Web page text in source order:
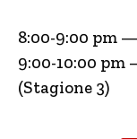
8:00-9:00 pm
9:00-10:00 pm
(Stagione 3)